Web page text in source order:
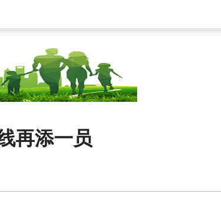
再添一员